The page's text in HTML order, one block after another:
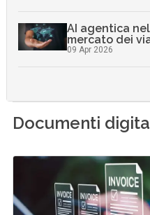
AI agentica
mercato dei
09 Apr 2026
Documenti